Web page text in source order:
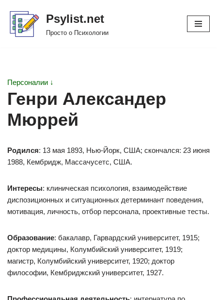
Перейти
Psylist.net
Просто о Психологии
Персоналии ↓
Генри Александер
Мюррей
Родился: 13 мая 1893, Нью-Йорк, США; скончался: 23 июня
1988, Кембридж, Массачусетс, США.
Интересы: клиническая психология, взаимодействие
диспозиционных и ситуационных детерминант поведения,
мотивация, личность, отбор персонала, проективные тесты.
Образование: бакалавр, Гарвардский университет, 1915;
доктор медицины, Колумбийский университет, 1919;
магистр, Колумбийский университет, 1920; доктор
философии, Кембриджский университет, 1927.